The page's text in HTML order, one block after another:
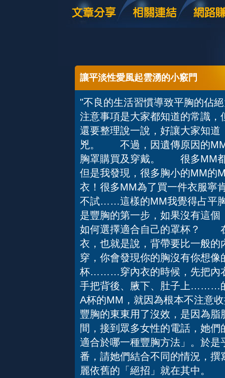
讓平淡性愛風起雲湧的小竅門
"不良的生活習慣導致平胸的佔
注意事項是大家都知道的常識
還要整理說一說，好讓大家知
兇。 不過，因遺傳原因的
胸罩購買及穿戴。 很多MM都
但是我發現，很多胸小的MM的
衣！很多MM為了買一件衣服寧
不試……這樣的MM我覺得占平
是豐胸的第一步，如果沒有這
如何選擇適合自己的罩杯？
衣，也就是說，背帶要比一般
穿，你會發現你的胸沒有你想
杯………穿內衣的時候，先把內
手把背後、腋下、肚子上
A杯的MM，就因為根本不注意
豐胸的東東用了沒效，是因為
間，接到眾多女性的電話，她
適合於哪一種豐胸方法」。於
番，請她們結合不同的情況，
麗依舊的「絕招」就在其中